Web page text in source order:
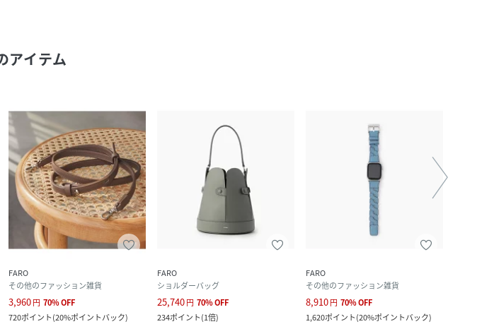
アイテム
FARO
その他のファッション雑貨
3,960円 70%OFF
720ポイント(20%ポイントバック)
FARO
ショルダーバッグ
25,740円 70%OFF
234ポイント(1倍)
FARO
その他のファッション雑貨
8,910円 70%OFF
1,620ポイント(20%ポイントバック)